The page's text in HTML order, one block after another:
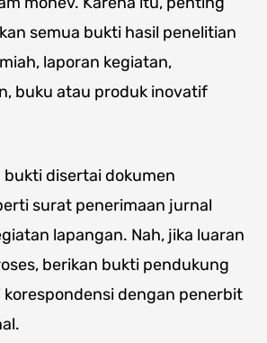
semua bukti hasil penelitian
laporan kegiatan,
buku atau produk inovatif
bukti disertai dokumen
surat penerimaan jurnal
lapangan. Nah, jika luaran
berikan bukti pendukung
dengan penerbit